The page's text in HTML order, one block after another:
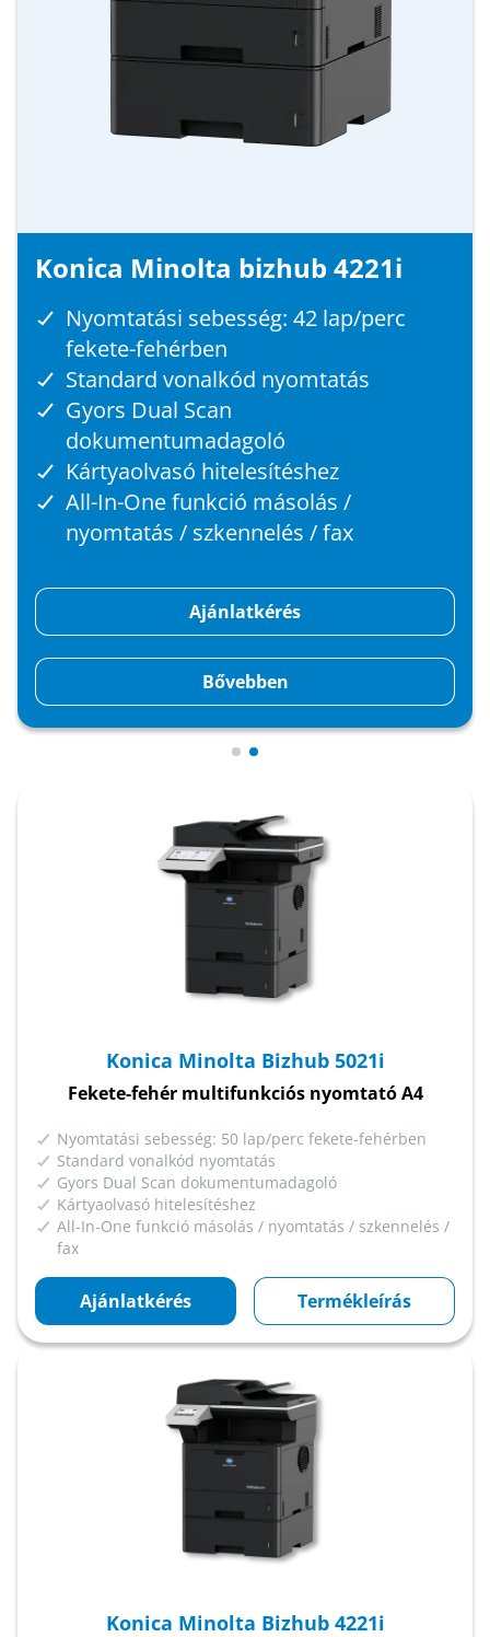
Konica Minolta bizhub 4221i
Nyomtatási sebesség: 42 lap/perc
fekete-fehérben
Standard vonalkód nyomtatás
Gyors Dual Scan
dokumentumadagoló
Kártyaolvasó hitelesítéshez
All-In-One funkció másolás /
nyomtatás / szkennelés / fax
Ajánlatkérés
Bővebben
Konica Minolta Bizhub 5021i
Fekete-fehér multifunkciós nyomtató A4
Nyomtatási sebesség: 50 lap/perc fekete-fehérben
Standard vonalkód nyomtatás
Gyors Dual Scan dokumentumadagoló
Kártyaolvasó hitelesítéshez
All-In-One funkció másolás / nyomtatás / szkennelés /
fax
Ajánlatkérés Termékleírás
Konica Minolta Bizhub 4221i